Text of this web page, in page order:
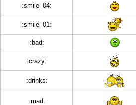
:smile_04:
:smile_01:
:bad:
:crazy:
:drinks:
:mad: